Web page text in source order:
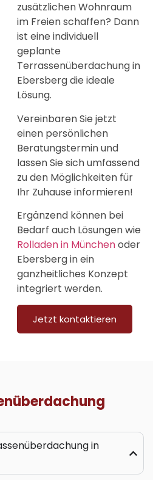
zusätzlichen Wohnraum
im Freien schaffen? Dann
ist eine individuell
geplante
Terrassenüberdachung in
Ebersberg die ideale
Lösung.
Vereinbaren Sie jetzt
einen persönlichen
Beratungstermin und
lassen Sie sich umfassend
zu den Möglichkeiten für
Ihr Zuhause informieren!
Ergänzend können bei
Bedarf auch Lösungen wie
Rolladen in Münchenoder
Ebersberg in ein
ganzheitliches Konzept
integriert werden.
Jetzt kontaktieren
in